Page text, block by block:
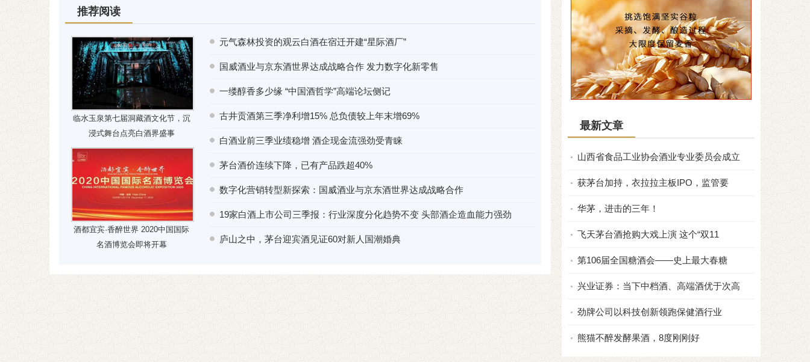
推荐阅读
临水玉泉第七届洞藏酒文化节，沉
浸式舞台点亮白酒界盛事
酒都宜宾·香醉世界 2020中国国际
名酒博览会即将开幕
元气森林投资的观云白酒在宿迁开建“星际酒厂”
国威酒业与京东酒世界达成战略合作 发力数字化新零售
一缕醇香多少缘 “中国酒哲学”高端论坛侧记
古井贡酒第三季净利增15% 总负债较上年末增69%
白酒业前三季业绩稳增 酒企现金流强劲受青睐
茅台酒价连续下降，已有产品跌超40%
数字化营销转型新探索：国威酒业与京东酒世界达成战略合作
19家白酒上市公司三季报：行业深度分化趋势不变 头部酒企造血能力强劲
庐山之中，茅台迎宾酒见证60对新人国潮婚典
最新文章
山西省食品工业协会酒业专业委员会成立
获茅台加持，衣拉拉主板IPO，监管要
华茅，进击的三年！
飞天茅台酒抢购大戏上演 这个“双11
第106届全国糖酒会——史上最大春糖
兴业证券：当下中档酒、高端酒优于次高
劲牌公司以科技创新领跑保健酒行业
熊猫不醉发酵果酒，8度刚刚好